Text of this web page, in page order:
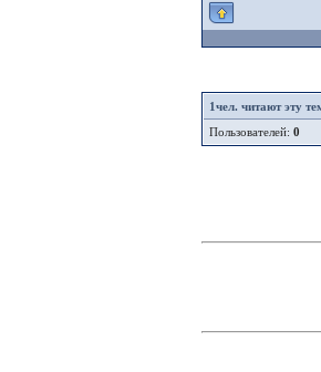
1чел. читают эту
Пользователей: 0